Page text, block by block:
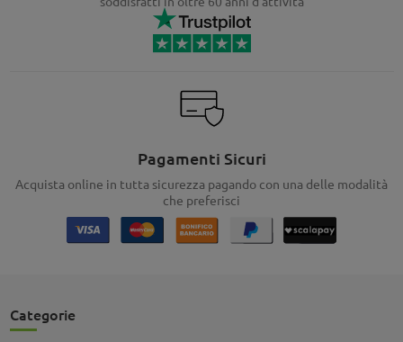
Pagamenti Sicuri
Acquista online in tutta sicurezza pagando con una delle modalità
che preferisci
Categorie